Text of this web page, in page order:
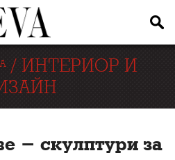
/ ИНТЕРИОР И
- скулптури за